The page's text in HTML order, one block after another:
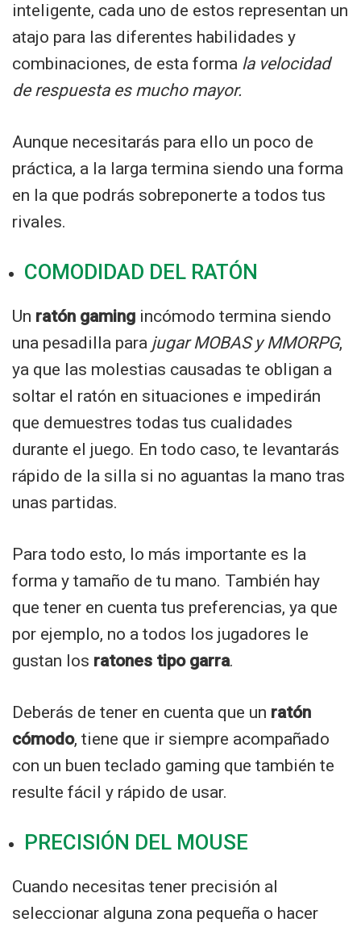
inteligente, cada uno de estos representan un
atajo para las diferentes habilidades y
combinaciones, de esta forma la velocidad
de respuesta es mucho mayor.
Aunque necesitarás para ello un poco de
práctica, a la larga termina siendo una forma
en la que podrás sobreponerte a todos tus
rivales.
COMODIDAD DEL RATÓN
Un ratón gaming incómodo termina siendo
una pesadilla para jugar MOBAS y MMORPG,
ya que las molestias causadas te obligan a
soltar el ratón en situaciones e impedirán
que demuestres todas tus cualidades
durante el juego. En todo caso, te levantarás
rápido de la silla si no aguantas la mano tras
unas partidas.
Para todo esto, lo más importante es la
forma y tamaño de tu mano. También hay
que tener en cuenta tus preferencias, ya que
por ejemplo, no a todos los jugadores le
gustan los ratones tipo garra.
Deberás de tener en cuenta que un ratón
cómodo, tiene que ir siempre acompañado
con un buen teclado gaming que también te
resulte fácil y rápido de usar.
PRECISIÓN DEL MOUSE
Cuando necesitas tener precisión al
seleccionar alguna zona pequeña o hacer